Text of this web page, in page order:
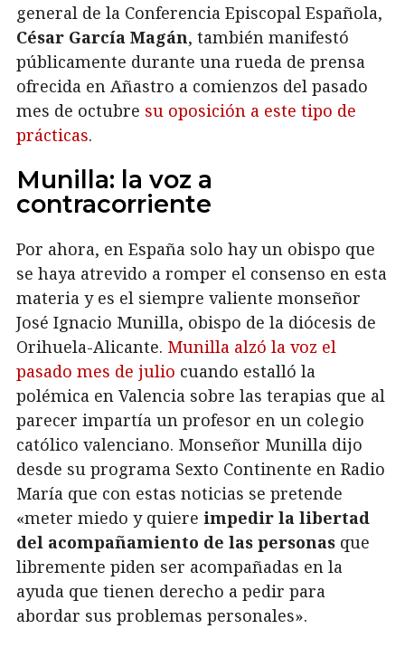
general de la Conferencia Episcopal Española,
César García Magán, también manifestó
públicamente durante una rueda de prensa
ofrecida en Añastro a comienzos del pasado
mes de octubre su oposición a este tipo de
prácticas.
Munilla: la voz a
contracorriente
Por ahora, en España solo hay un obispo que
se haya atrevido a romper el consenso en esta
materia y es el siempre valiente monseñor
José Ignacio Munilla, obispo de la diócesis de
Orihuela-Alicante. Munilla alzó la voz el
pasado mes de julio cuando estalló la
polémica en Valencia sobre las terapias que al
parecer impartía un profesor en un colegio
católico valenciano. Monseñor Munilla dijo
desde su programa Sexto Continente en Radio
María que con estas noticias se pretende
«meter miedo y quiere impedir la libertad
del acompañamiento de las personas que
libremente piden ser acompañadas en la
ayuda que tienen derecho a pedir para
abordar sus problemas personales».